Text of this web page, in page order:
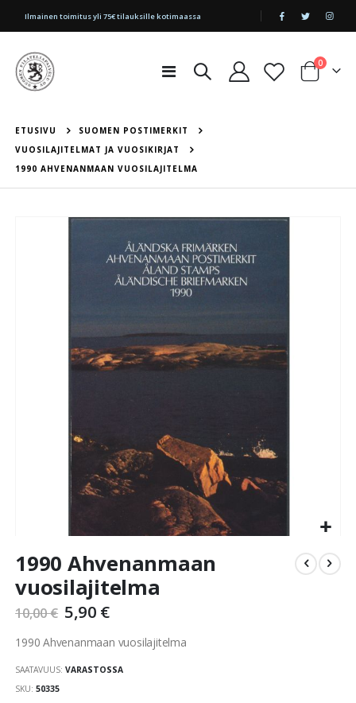
|
Ilmainen toimitus yli 75€ tilauksille kotimaassa
Toggle
Cart
0tuotetta
ETUSIVU
SUOMEN POSTIMERKIT
VUOSILAJITELMAT JA VUOSIKIRJAT
1990 AHVENANMAAN VUOSILAJITELMA
to
beginning
of
images
1990 Ahvenanmaan
vuosilajitelma
10,00 € 5,90 €
1990 Ahvenanmaan vuosilajitelma
SAATAVUUS: VARASTOSSA
SKU 50335